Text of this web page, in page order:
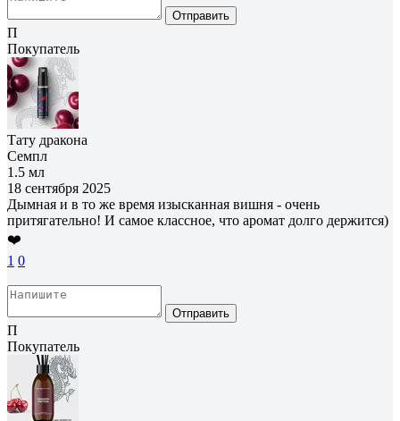
Отправить
П
Покупатель
Тату дракона
Семпл
1.5 мл
18 сентября 2025
Дымная и в то же время изысканная вишня - очень
притягательно! И самое классное, что аромат долго держится)
❤️
1 0
Отправить
П
Покупатель